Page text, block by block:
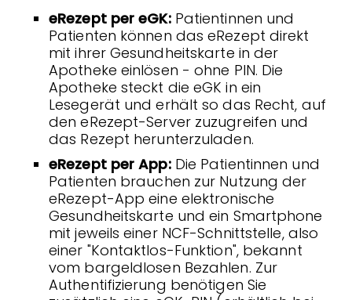
eRezept per eGK:Patientinnen und
Patienten können das eRezept direkt
mit ihrer Gesundheitskarte in der
Apotheke einlösen - ohne PIN. Die
Apotheke steckt die eGK in ein
Lesegerät und erhält so das Recht, auf
den eRezept-Server zuzugreifen und
das Rezept herunterzuladen.
eRezept per App:Die Patientinnen und
Patienten brauchen zur Nutzung der
eRezept-App eine elektronische
Gesundheitskarte und ein Smartphone
mit jeweils einer NCF-Schnittstelle, also
einer "Kontaktlos-Funktion", bekannt
vom bargeldlosen Bezahlen. Zur
Authentifizierung benötigen Sie